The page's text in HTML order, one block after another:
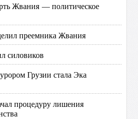
Жвания — политическое
преемника Жвания
силовиков
Грузии стала Эка
процедуру лишения